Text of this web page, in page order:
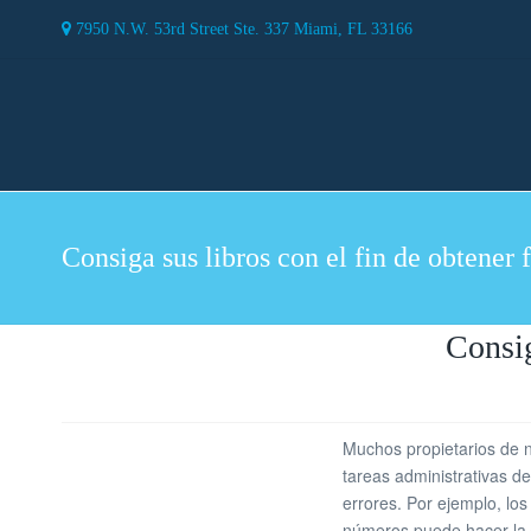
7950 N.W. 53rd Street Ste. 337 Miami, FL 33166
Consiga sus libros con el fin de obtener
Muchos propietarios de
tareas administrativas
errores. Por ejemplo,